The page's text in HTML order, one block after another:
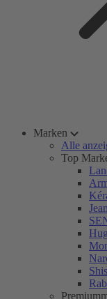
Marken
Alle
Top